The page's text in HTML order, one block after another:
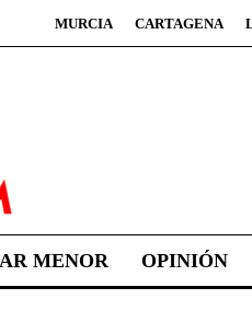
MURCIA CARTAGENA
MENOR OPINIÓN